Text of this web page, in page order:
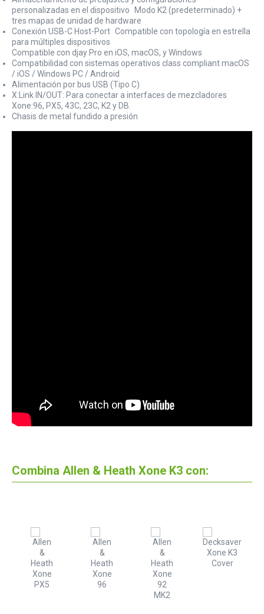
personalizadas en el dispositivo Modo K2 (predeterminado) +
tres mapas de unidad de hardware
Conexión USB-C Host-Port Compatible con topología en estrella
para múltiples dispositivos
Compatible con djay Pro en iOS, macOS, y Windows
Compatibilidad con sistemas operativos class compliant macOS
/ iOS / Windows PC / Android
Alimentación por bus USB (Tipo C)
X:Link IN/OUT: Para conectar a interfaces de mezcladores
Xone:96, PX5, 43C, 23C, K2 y DB.
Chasis de metal fundido a presión
Combina Allen & Heath Xone K3 con: